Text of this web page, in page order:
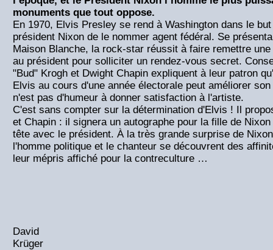
monuments que tout oppose.
En 1970, Elvis Presley se rend à Washington dans le
président Nixon de le nommer agent fédéral. Se
Maison Blanche, la rock-star réussit à faire remettre
au président pour solliciter un rendez-vous secret.
"Bud" Krogh et Dwight Chapin expliquent à leur patron
Elvis au cours d'une année électorale peut améliorer
n'est pas d'humeur à donner satisfaction à l'artiste.
C'est sans compter sur la détermination d'Elvis ! Il
et Chapin : il signera un autographe pour la fille de
tête avec le président. À la très grande surprise de
l'homme politique et le chanteur se découvrent des
leur mépris affiché pour la contreculture …
David
Krüger